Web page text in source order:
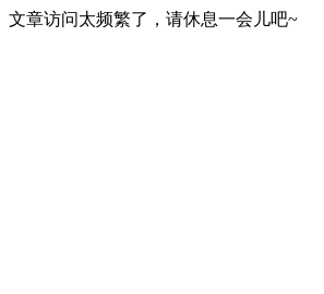
文章访问太频繁了，请休息一会儿吧~